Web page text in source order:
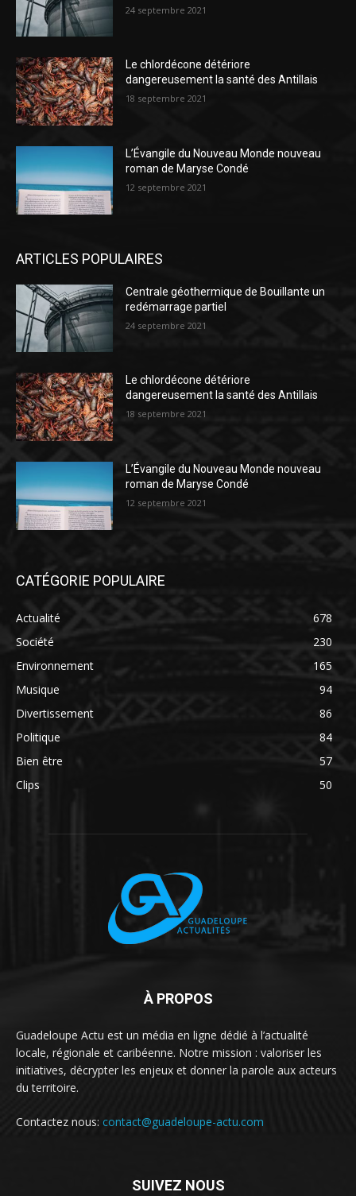
24 septembre 2021
Le chlordécone détériore
dangereusement la santé des Antillais
18 septembre 2021
L’Évangile du Nouveau Monde nouveau
roman de Maryse Condé
12 septembre 2021
ARTICLES POPULAIRES
Centrale géothermique de Bouillante un
redémarrage partiel
24 septembre 2021
Le chlordécone détériore
dangereusement la santé des Antillais
18 septembre 2021
L’Évangile du Nouveau Monde nouveau
roman de Maryse Condé
12 septembre 2021
CATÉGORIE POPULAIRE
Actualité
678
Société
230
Environnement
165
Musique
94
Divertissement
86
Politique
84
Bien être
57
Clips
50
À PROPOS
Guadeloupe Actu est un média en ligne dédié à l’actualité
locale, régionale et caribéenne. Notre mission : valoriser les
initiatives, décrypter les enjeux et donner la parole aux acteurs
du territoire.
Contactez nous: contact@guadeloupe-actu.com
SUIVEZ NOUS